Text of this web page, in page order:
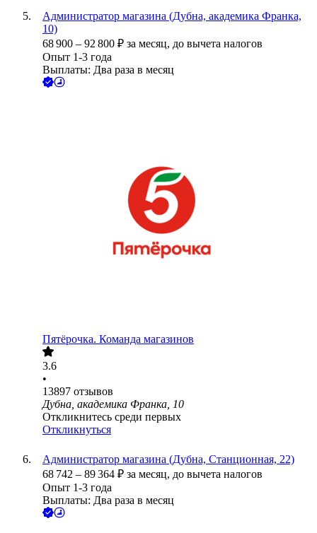
Администратор магазина (Дубна, академика Франка,
10)
68 900 – 92 800 ₽ за месяц, до вычета налогов
Опыт 1-3 года
Выплаты: Два раза в месяц
Пятёрочка. Команда магазинов
3.6
•
13897 отзывов
Дубна, академика Франка, 10
Откликнитесь среди первых
Откликнуться
Администратор магазина (Дубна, Станционная, 22)
68 742 – 89 364 ₽ за месяц, до вычета налогов
Опыт 1-3 года
Выплаты: Два раза в месяц